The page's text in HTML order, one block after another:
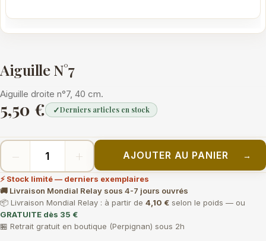
Aiguille N°7
Aiguille droite n°7, 40 cm.
5,50 € ✓Derniers articles en stock
− + AJOUTER AU PANIER →
⚡ Stock limité — derniers exemplaires
🚚 Livraison Mondial Relay sous 4-7 jours ouvrés
📦 Livraison Mondial Relay : à partir de 4,10 € selon le poids — ou
GRATUITE dès 35 €
🏪 Retrait gratuit en boutique (Perpignan) sous 2h